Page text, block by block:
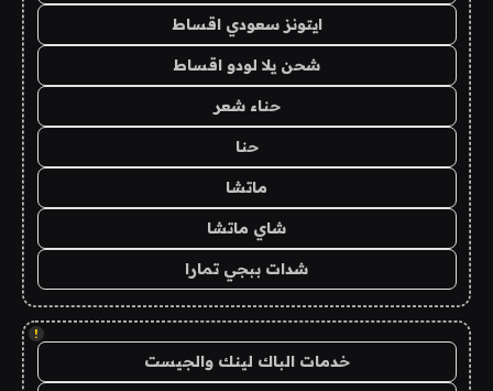
ايتونز سعودي اقساط
شحن يلا لودو اقساط
حناء شعر
حنا
ماتشا
شاي ماتشا
شدات ببجي تمارا
!
خدمات الباك لينك والجيست